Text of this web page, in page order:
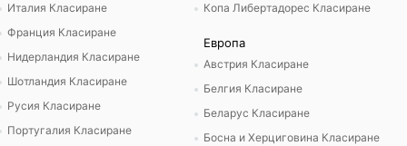
Италия Класиране
Франция Класиране
Нидерландия Класиране
Шотландия Класиране
Русия Класиране
Португалия Класиране
Копа Либертадорес Класиране
Европа
Австрия Класиране
Белгия Класиране
Беларус Класиране
Босна и Херциговина Класиране